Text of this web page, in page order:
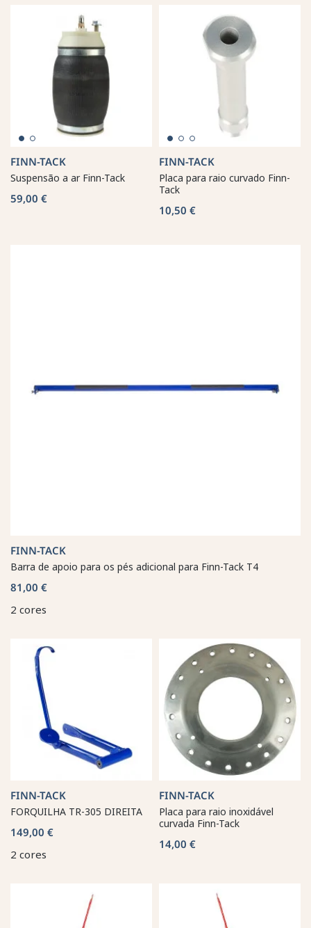
FINN-TACK
Suspensão a ar Finn-Tack
59,00 €
FINN-TACK
Placa para raio curvado Finn-
Tack
10,50 €
FINN-TACK
Barra de apoio para os pés adicional para Finn-Tack T4
81,00 €
2 cores
FINN-TACK
FORQUILHA TR-305 DIREITA
149,00 €
2 cores
FINN-TACK
Placa para raio inoxidável
curvada Finn-Tack
14,00 €